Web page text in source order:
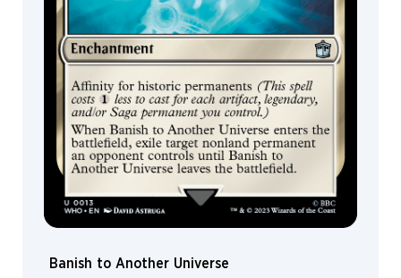
Banish to Another Universe